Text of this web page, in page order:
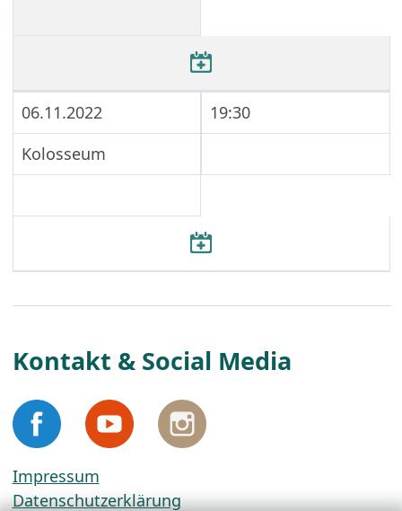
06.11.2022
19:30
Kolosseum
Kontakt & Social Media
Impressum
Datenschutzerklärung